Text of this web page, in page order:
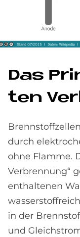
Das
ten
durch
ohne Flamme.
Verbrennung“
enthaltenen
in der
und